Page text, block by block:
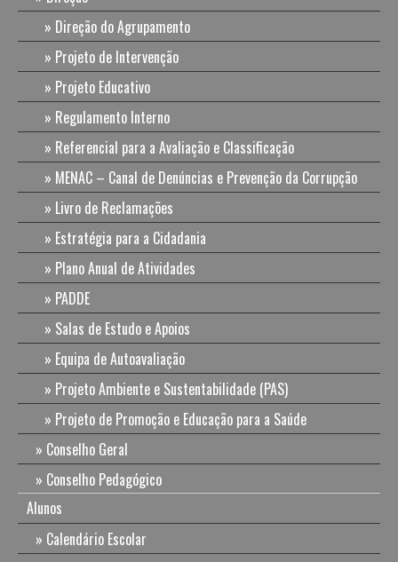
Direção do Agrupamento
Projeto de Intervenção
Projeto Educativo
Regulamento Interno
Referencial para a Avaliação e Classificação
MENAC – Canal de Denúncias e Prevenção da Corrupção
Livro de Reclamações
Estratégia para a Cidadania
Plano Anual de Atividades
PADDE
Salas de Estudo e Apoios
Equipa de Autoavaliação
Projeto Ambiente e Sustentabilidade (PAS)
Projeto de Promoção e Educação para a Saúde
Conselho Geral
Conselho Pedagógico
Alunos
Calendário Escolar